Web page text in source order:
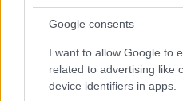
Google consents
I want to allow Google to
related to advertising like
device identifiers in apps.
ΑΜΥΝΑ